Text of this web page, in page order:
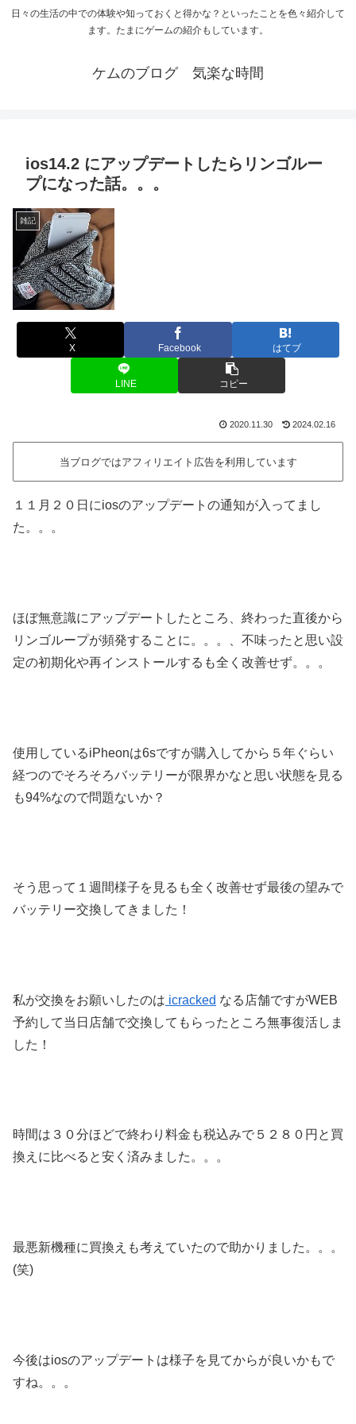
日々の生活の中での体験や知っておくと得かな？といったことを色々紹介して
ます。たまにゲームの紹介もしています。
ケムのブログ 気楽な時間
ios14.2 にアップデートしたらリンゴルー
プになった話。。。
雑記
X Facebook はてブ
LINE コピー
2020.11.30 2024.02.16
当ブログではアフィリエイト広告を利用しています
１１月２０日にiosのアップデートの通知が入ってまし
た。。。
ほぼ無意識にアップデートしたところ、終わった直後から
リンゴループが頻発することに。。。、不味ったと思い設
定の初期化や再インストールするも全く改善せず。。。
使用しているiPheonは6sですが購入してから５年ぐらい
経つのでそろそろバッテリーが限界かなと思い状態を見る
も94%なので問題ないか？
そう思って１週間様子を見るも全く改善せず最後の望みで
バッテリー交換してきました！
私が交換をお願いしたのは icracked なる店舗ですがWEB
予約して当日店舗で交換してもらったところ無事復活しま
した！
時間は３０分ほどで終わり料金も税込みで５２８０円と買
換えに比べると安く済みました。。。
最悪新機種に買換えも考えていたので助かりました。。。
(笑)
今後はiosのアップデートは様子を見てからが良いかもで
すね。。。